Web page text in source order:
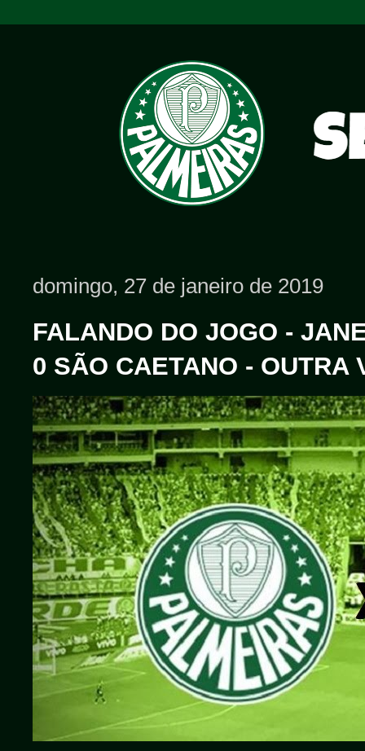
domingo, 27 de janeiro de 2019
FALANDO DO JOGO -
0 SÃO CAETANO - OUTRA